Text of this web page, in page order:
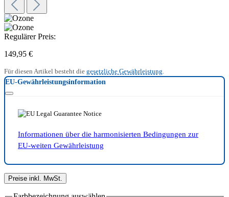
Regulärer Preis:
149,95 €
Für diesen Artikel besteht die gesetzliche Gewährleistung
EU-Gewährleistungsinformation
Informationen über die harmonisierten Bedingungen zur
EU-weiten Gewährleistung
Preise inkl. MwSt.